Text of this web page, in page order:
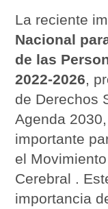
La reciente
Nacional
de las
2022-2026 ,
de Derechos
Agenda
importante
el
Cerebral .
importancia